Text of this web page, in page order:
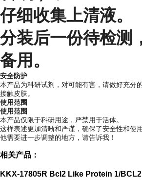
仔细收集上清液。
分装后一份待检测
备用。
安全防护
本产品为科研试剂，对可能有害，请做好充分
接触皮肤。
使用范围
使用范围
本产品仅限于科研用途，严禁用于活体。
这样表述更加清晰和严谨，确保了安全性和使
他需要进一步调整的地方，请告诉我！
相关产品：
KKX-17805R Bcl2 Like Protein 1/